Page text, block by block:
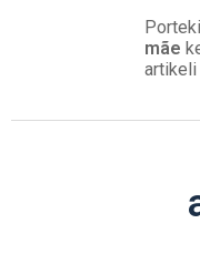
mãe
artikeli